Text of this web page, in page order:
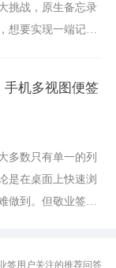
挑战，原生备忘录
想要实现一端记
手机多视图便签
多数只有单一的列
是在桌面上快速浏
做到。但敬业签作
签用户关注的推荐问答